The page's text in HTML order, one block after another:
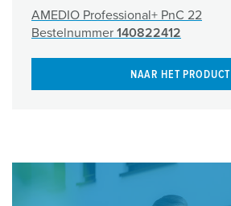
AMEDIO Professional+ PnC 22
Bestelnummer 140822412
NAAR HET PRODUCT